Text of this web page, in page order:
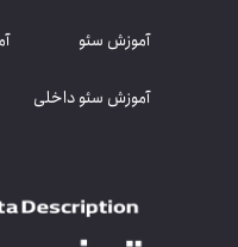
آموزش سئو داخلی